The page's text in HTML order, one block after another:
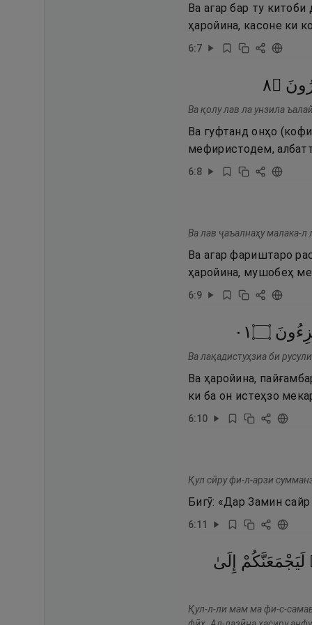
Ва агар бар ту
ҳаройина, касоне ки
6:7
۝٨
Ва қолу лав ла унзила
Ва гуфтанд онҳо
мефиристодем,
6:8
Ва лав ҷаъалнаҳу малака-л
Ва агар фариштаро
ҳаройина, мушобеҳ
6:9
۝١٠
Ва лақадистуҳзиа би
Ва ҳаройина,
ки ба он истеҳзо
6:10
Қул сӣру фи-л-арзи
Бигӯ: «Дар Замин
6:11
لَيَجْمَعَنَّكُمْ
إِلَىٰ
Қул-л-ли мам ма фи-с-